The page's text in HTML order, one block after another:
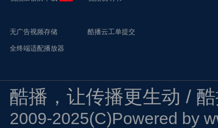
无广告视频存储
全终端适配播放器
酷播云工单提交
酷播，让传播更生动 /
2009-2025(C)Powered by